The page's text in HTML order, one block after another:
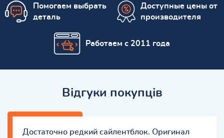
Помогаем выбрать
деталь
Доступные цены от
производителя
Работаем с 2011 года
Відгуки покупців
Достаточно редкий сайлентблок. Оригинал